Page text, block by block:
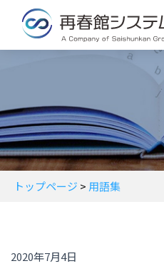
トップページ > 用語集
2020年7月4日